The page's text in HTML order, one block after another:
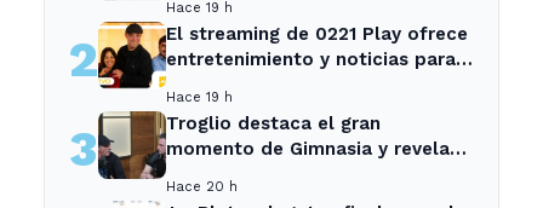
Hace 19 h
2
El streaming de 0221 Play ofrece
entretenimiento y noticias para
Hace 19 h
3
Troglio destaca el gran
momento de Gimnasia y revela
Hace 20 h